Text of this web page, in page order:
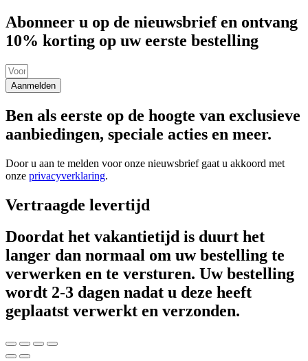
Abonneer u op de nieuwsbrief en ontvang
10% korting op uw eerste bestelling
Aanmelden
Ben als eerste op de hoogte van exclusieve
aanbiedingen, speciale acties en meer.
Door u aan te melden voor onze nieuwsbrief gaat u akkoord met
onze privacyverklaring.
Vertraagde levertijd
Doordat het vakantietijd is duurt het
langer dan normaal om uw bestelling te
verwerken en te versturen. Uw bestelling
wordt 2-3 dagen nadat u deze heeft
geplaatst verwerkt en verzonden.